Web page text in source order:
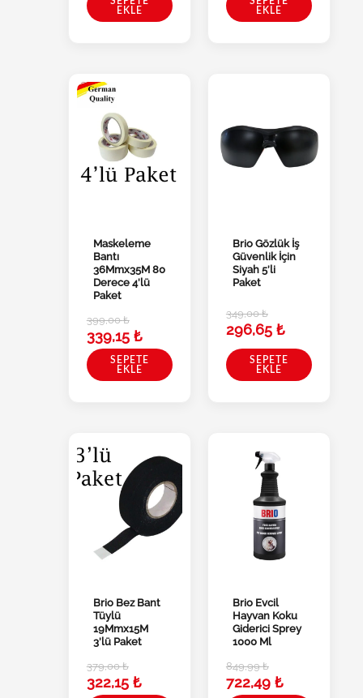
EKLE
EKLE
Maskeleme
Bantı
36Mmx35M 80
Derece 4’lü
Paket
399,00₺
339,15 ₺
SEPETE
EKLE
Brio Gözlük İş
Güvenlik İçin
Siyah 5’li
Paket
349,00₺
296,65 ₺
SEPETE
EKLE
Brio Bez Bant
Tüylü
19Mmx15M
3’lü Paket
379,00₺
322,15 ₺
Brio Evcil
Hayvan Koku
Giderici Sprey
1000 Ml
849,99₺
722,49 ₺